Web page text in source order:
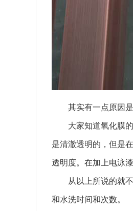
其实有一点原因
大家知道氧化膜
是清澈透明的，但是
透明度。在加上电泳
从以上所说的就
和水洗时间和次数。